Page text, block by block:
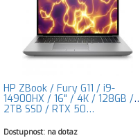
HP ZBook / Fury G11 / i9-
14900HX / 16" / 4K / 128GB /
2TB SSD / RTX 50…
Dostupnost: na dotaz